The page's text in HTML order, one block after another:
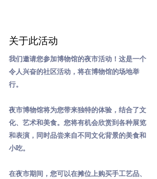
关于此活动
我们邀请您参加博物馆的夜市活动！这是一个
令人兴奋的社区活动，将在博物馆的场地举
行。
夜市博物馆将为您带来独特的体验，结合了文
化、艺术和美食。您将有机会欣赏到各种展览
和表演，同时品尝来自不同文化背景的美食和
小吃。
在夜市期间，您可以在摊位上购买手工艺品、